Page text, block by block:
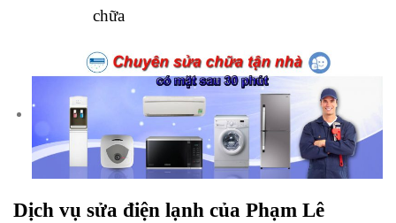
chữa
Dịch vụ sửa điện lạnh của Phạm Lê